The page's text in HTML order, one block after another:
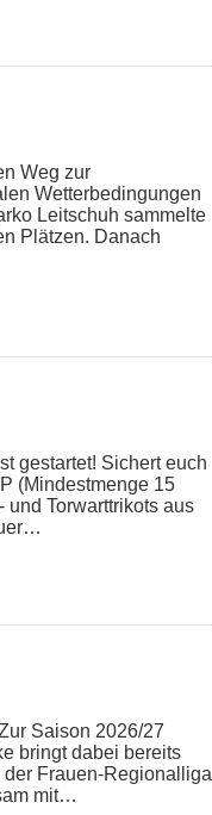
Weg zur
Wetterbedingungen
Leitschuh sammelte
Plätzen. Danach
gestartet! Sichert euch
(Mindestmenge 15
und Torwarttrikots aus
Saison 2026/27
bringt dabei bereits
Frauen-Regionalliga
mit…